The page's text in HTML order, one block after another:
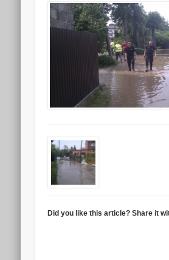
Did you like this article? Share it